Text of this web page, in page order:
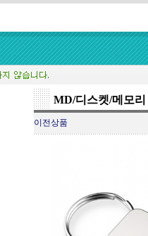
MD/디스켓/메모리
이전상품